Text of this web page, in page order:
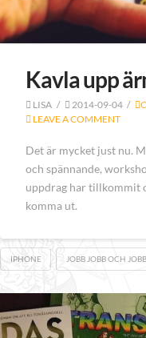
Kavla upp
LISA 2014-09-04
LEAVE A COMMENT
Det är mycket just nu.
och spännande,
uppdrag har tillkommit
komma ut.
IPHONE JOBB JOBB OCH JOBB